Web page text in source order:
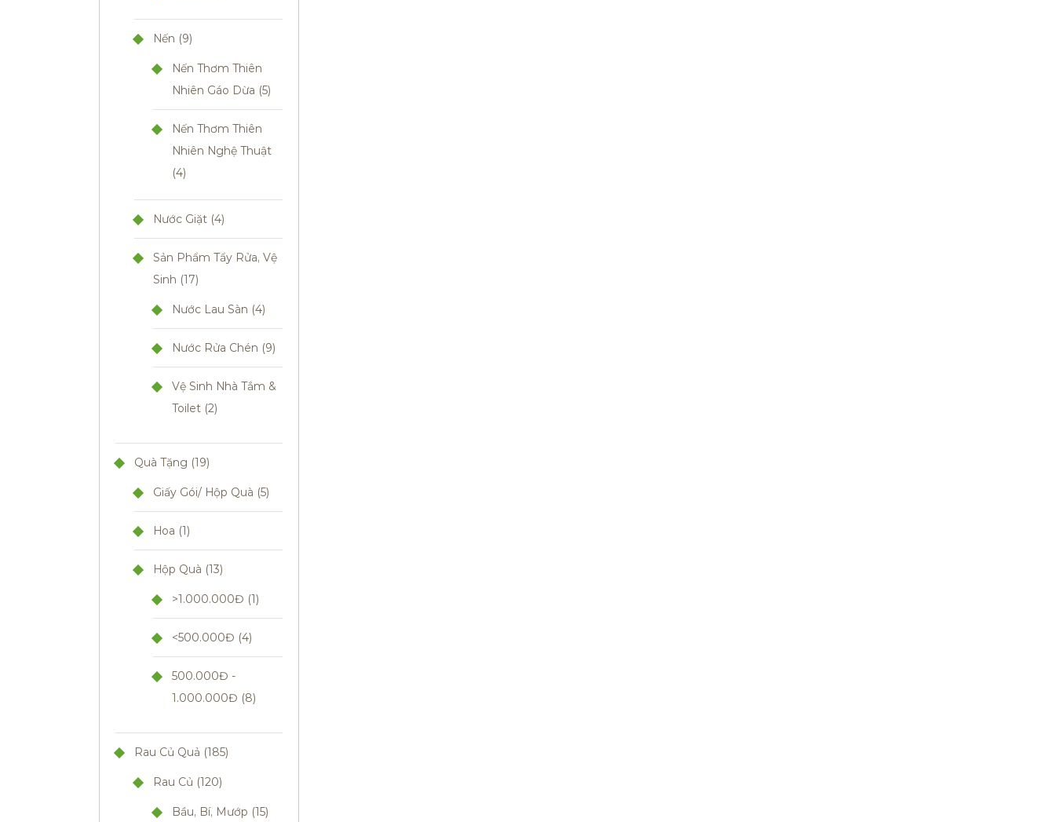
Nến 9
Nến Thơm Thiên
Nhiên Gáo Dừa 5
Nến Thơm Thiên
Nhiên Nghệ Thuật
4
Nước Giặt 4
Sản Phẩm Tẩy Rửa, Vệ
Sinh 17
Nước Lau Sàn 4
Nước Rửa Chén 9
Vệ Sinh Nhà Tắm &
Toilet 2
Quà Tặng 19
Giấy Gói/ Hộp Quà 5
Hoa 1
Hộp Quà 13
>1.000.000Đ 1
<500.000Đ 4
500.000Đ -
1.000.000Đ
8
Rau Củ Quả 185
Rau Củ 120
Bầu, Bí, Mướp 15